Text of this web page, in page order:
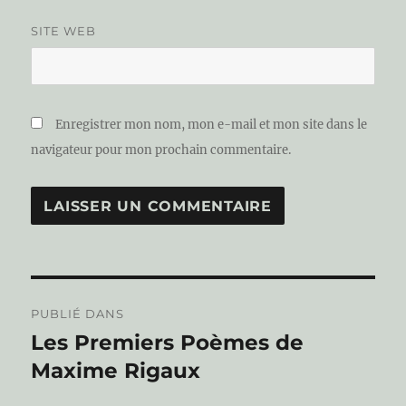
SITE WEB
Enregistrer mon nom, mon e-mail et mon site dans le
navigateur pour mon prochain commentaire.
de
l’article
PUBLIÉ DANS
Les Premiers Poèmes de
Maxime Rigaux